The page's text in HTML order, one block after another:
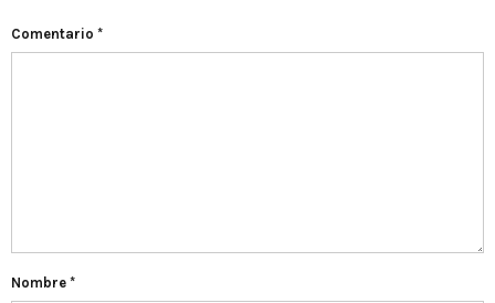
Comentario *
Nombre *